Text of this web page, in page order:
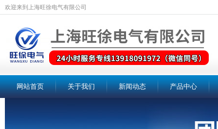
欢迎来到上海旺徐电气有限公司
网站首页 关于我们 新闻动态 产品中心